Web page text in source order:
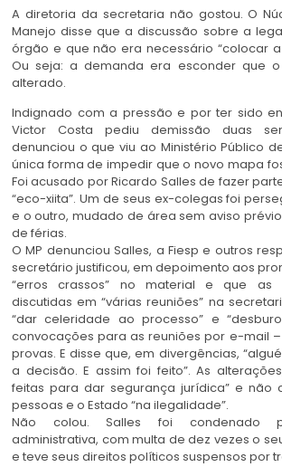
A diretoria da secretaria não gostou. O
Manejo disse que a discussão sobre a
órgão e que não era necessário “colocar
Ou seja: a demanda era esconder que
alterado.
Indignado com a pressão e por ter sido
Victor Costa pediu demissão duas
denunciou o que viu ao Ministério Público
única forma de impedir que o novo mapa
Foi acusado por Ricardo Salles de fazer
“eco-xiita”. Um de seus ex-colegas foi
e o outro, mudado de área sem aviso
de férias.
O MP denunciou Salles, a Fiesp e outros
secretário justificou, em depoimento aos
“erros crassos” no material e que as
discutidas em “várias reuniões” na
“dar celeridade ao processo” e
convocações para as reuniões por e-mail
provas. E disse que, em divergências,
a decisão. E assim foi feito”. As
feitas para dar segurança jurídica” e não
pessoas e o Estado “na ilegalidade”.
Não colou. Salles foi condenado
administrativa, com multa de dez vezes o
e teve seus direitos políticos suspensos por